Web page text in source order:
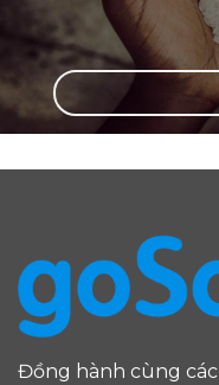
Đồng hành cùng